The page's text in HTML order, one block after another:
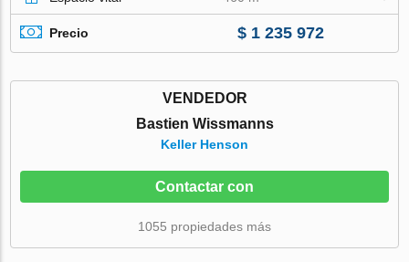
Precio $ 1 235 972
VENDEDOR
Bastien Wissmanns
Keller Henson
Contactar con
1055 propiedades más